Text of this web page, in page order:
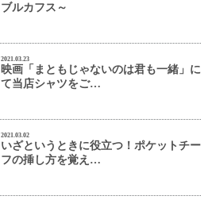
ブルカフス～
2021.03.23
映画「まともじゃないのは君も一緒」に
て当店シャツをご…
2021.03.02
いざというときに役立つ！ポケットチー
フの挿し方を覚え…